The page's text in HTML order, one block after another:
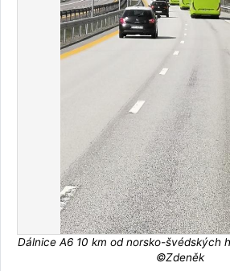
Dálnice A6 10 km od norsko-švédských
©Zdeněk